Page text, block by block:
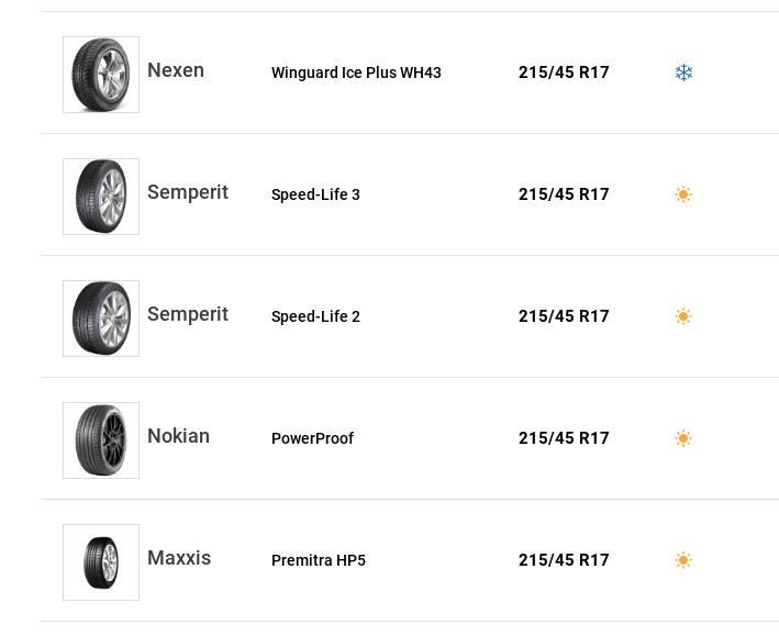
Nexen Winguard Ice Plus WH43 215/45 R17
Semperit Speed-Life 3 215/45 R17
Semperit Speed-Life 2 215/45 R17
Nokian PowerProof 215/45 R17
Maxxis Premitra HP5 215/45 R17